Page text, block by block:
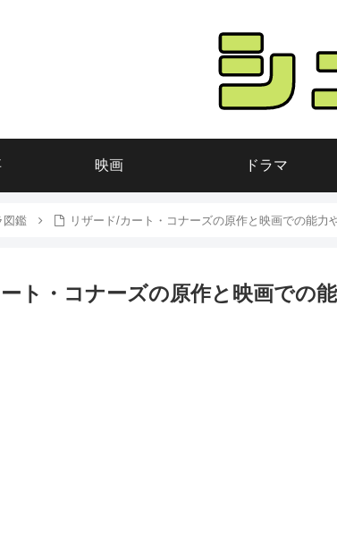
映画 ドラマ
図鑑 リザード/カート・コナーズの原作と映画での能力
ト・コナーズの原作と映画での